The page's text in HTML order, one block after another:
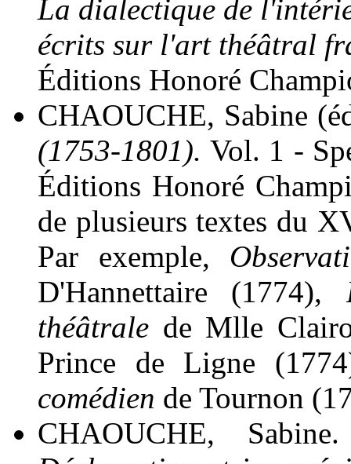
La dialectique de
écrits sur l'art théâtral
Éditions Honoré
CHAOUCHE, Sabine
(1753-1801). Vol. 1 -
Éditions Honoré
de plusieurs textes du
Par exemple,
D'Hannettaire (1774),
théâtrale de Mlle
Prince de Ligne
comédien de Tournon
CHAOUCHE,